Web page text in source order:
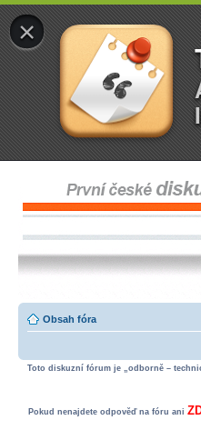
×
Obsah fóra
Toto diskuzní fórum je „odborně –
Pokud nenajdete odpověď na fóru ani